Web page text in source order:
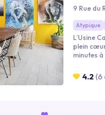
9 Rue du
Atypique
L’Usine
plein
minutes
pour vos
ou4.2 (6